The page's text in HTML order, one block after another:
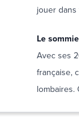
jouer
Le
Avec ses
française,
lombaires.